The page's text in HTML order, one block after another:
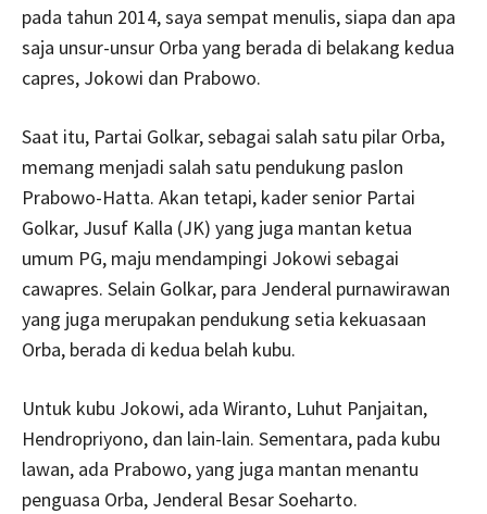
pada tahun 2014, saya sempat menulis, siapa dan apa
saja unsur-unsur Orba yang berada di belakang kedua
capres, Jokowi dan Prabowo.
Saat itu, Partai Golkar, sebagai salah satu pilar Orba,
memang menjadi salah satu pendukung paslon
Prabowo-Hatta. Akan tetapi, kader senior Partai
Golkar, Jusuf Kalla (JK) yang juga mantan ketua
umum PG, maju mendampingi Jokowi sebagai
cawapres. Selain Golkar, para Jenderal purnawirawan
yang juga merupakan pendukung setia kekuasaan
Orba, berada di kedua belah kubu.
Untuk kubu Jokowi, ada Wiranto, Luhut Panjaitan,
Hendropriyono, dan lain-lain. Sementara, pada kubu
lawan, ada Prabowo, yang juga mantan menantu
penguasa Orba, Jenderal Besar Soeharto.